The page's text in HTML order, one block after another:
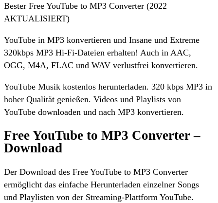
Bester Free YouTube to MP3 Converter (2022
AKTUALISIERT)
YouTube in MP3 konvertieren und Insane und Extreme
320kbps MP3 Hi-Fi-Dateien erhalten! Auch in AAC,
OGG, M4A, FLAC und WAV verlustfrei konvertieren.
YouTube Musik kostenlos herunterladen. 320 kbps MP3 in
hoher Qualität genießen. Videos und Playlists von
YouTube downloaden und nach MP3 konvertieren.
Free YouTube to MP3 Converter –
Download
Der Download des Free YouTube to MP3 Converter
ermöglicht das einfache Herunterladen einzelner Songs
und Playlisten von der Streaming-Plattform YouTube.